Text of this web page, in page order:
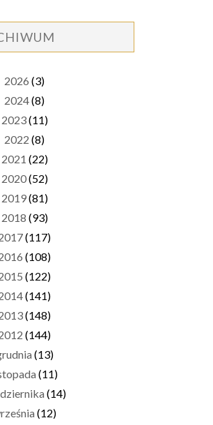
2026 (3)
2024(8)
2023(11)
2022 (8)
2021 (22)
2020(52)
2019(81)
2018 (93)
(117)
(108)
(122)
(141)
(148)
(144)
(13)
(11)
(14)
(12)